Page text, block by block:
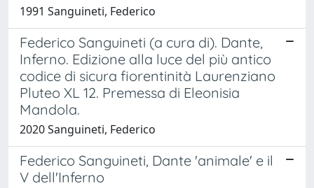
1991 Sanguineti, Federico
Federico Sanguineti (a cura di). Dante,
Inferno. Edizione alla luce del più antico
codice di sicura fiorentinità Laurenziano
Pluteo XL 12. Premessa di Eleonisia
Mandola.
2020 Sanguineti, Federico
Federico Sanguineti, Dante 'animale' e il
V dell'Inferno